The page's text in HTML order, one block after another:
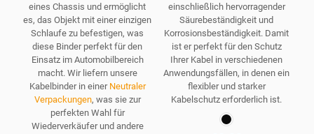
eines Chassis und ermöglicht
es, das Objekt mit einer einzigen
Schlaufe zu befestigen, was
diese Binder perfekt für den
Einsatz im Automobilbereich
macht. Wir liefern unsere
Kabelbinder in einer Neutraler
Verpackungen, was sie zur
perfekten Wahl für
Wiederverkäufer und andere
einschließlich hervorragender
Säurebeständigkeit und
Korrosionsbeständigkeit. Damit
ist er perfekt für den Schutz
Ihrer Kabel in verschiedenen
Anwendungsfällen, in denen ein
flexibler und starker
Kabelschutz erforderlich ist.